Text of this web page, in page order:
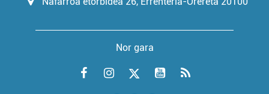
Nor gara